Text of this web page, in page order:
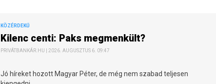
KÖZÉRDEKŰ
Kilenc centi: Paks megmenkült?
PRIVÁTBANKÁR.HU | 2026. AUGUSZTUS 6. 09:47
Jó híreket hozott Magyar Péter, de még nem szabad teljesen